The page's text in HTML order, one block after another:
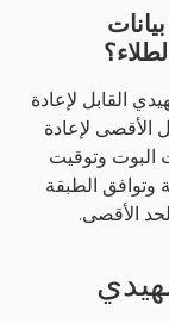
القابل لإعادة
الأقصى لإعادة
البوت وتوقيت
وتوافق الطبقة
الأقصى.